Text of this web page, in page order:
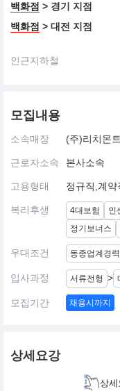
백화점 > 경기 지점
백화점 > 대전 지점
인근지하철
모집내용
소속매장 (주)리치몬
근로자소속 본사소속
고용형태 정규직,계약
복리후생 4대보험 인
정기보너스
우대조건 동종업계경력
입사과정 서류전형 >
모집기간 채용시까지
상세요강
상세